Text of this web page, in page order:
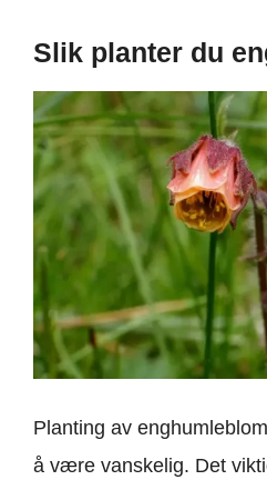
Slik planter du
Planting av
å være vanskelig. Det